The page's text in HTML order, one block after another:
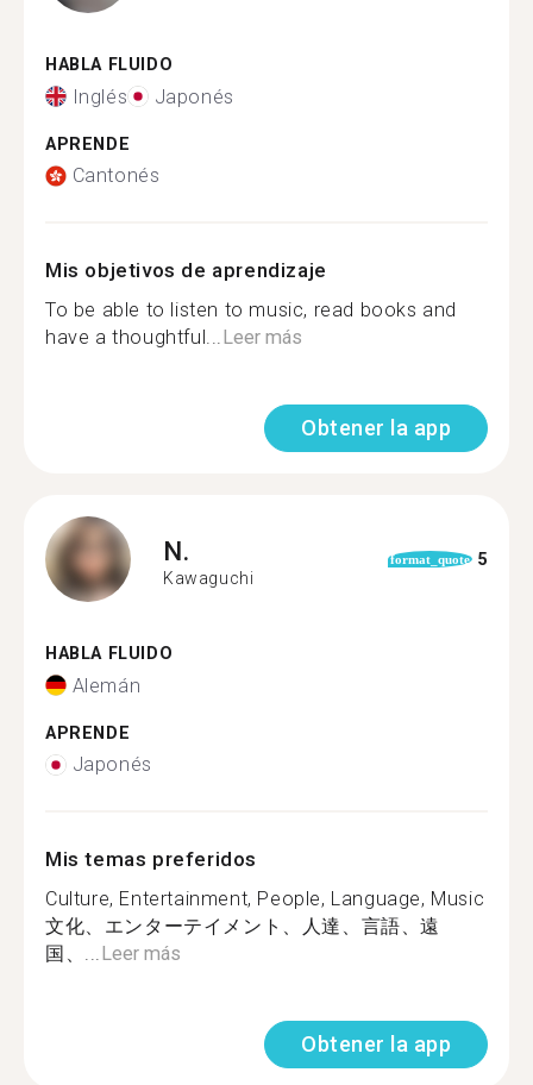
HABLA FLUIDO
Inglés Japonés
APRENDE
Cantonés
Mis objetivos de aprendizaje
To be able to listen to music, read books and
have a thoughtful...Leer más
Obtener la app
N.
Kawaguchi
format_quote 5
HABLA FLUIDO
Alemán
APRENDE
Japonés
Mis temas preferidos
Culture, Entertainment, People, Language, Music
文化、エンターテイメント、人達、言語、遠
国、...Leer más
Obtener la app